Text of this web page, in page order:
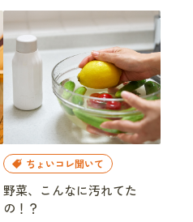
ちょいコレ聞いて
野菜、こんなに汚れてた
の！？